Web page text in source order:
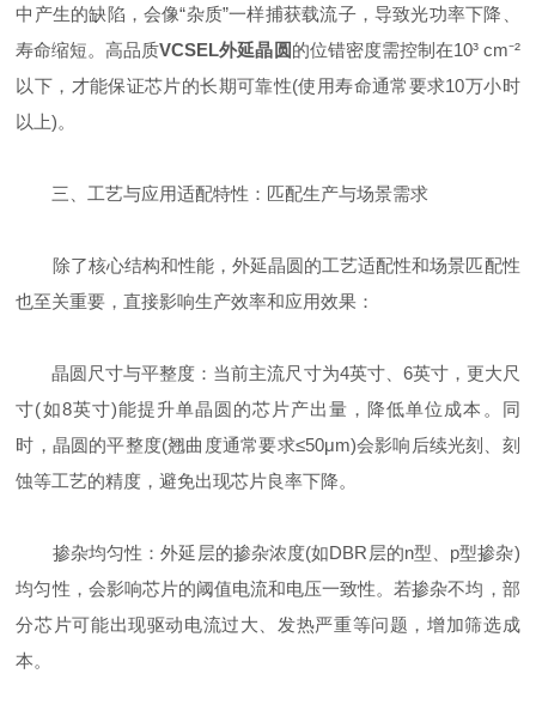
中产生的缺陷，会像“杂质”一样捕获载流子，导致光功率下降、
寿命缩短。高品质VCSEL外延晶圆的位错密度需控制在10³ cm⁻²
以下，才能保证芯片的长期可靠性(使用寿命通常要求10万小时
以上)。
三、工艺与应用适配特性：匹配生产与场景需求
除了核心结构和性能，外延晶圆的工艺适配性和场景匹配性
也至关重要，直接影响生产效率和应用效果：
晶圆尺寸与平整度：当前主流尺寸为4英寸、6英寸，更大尺
寸(如8英寸)能提升单晶圆的芯片产出量，降低单位成本。同
时，晶圆的平整度(翘曲度通常要求≤50μm)会影响后续光刻、刻
蚀等工艺的精度，避免出现芯片良率下降。
掺杂均匀性：外延层的掺杂浓度(如DBR层的n型、p型掺杂)
均匀性，会影响芯片的阈值电流和电压一致性。若掺杂不均，部
分芯片可能出现驱动电流过大、发热严重等问题，增加筛选成
本。